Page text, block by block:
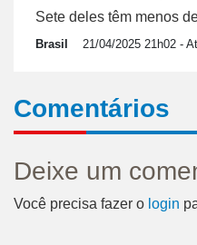
Sete deles têm menos
Brasil 21/04/2025 21h02 -
Comentários
Deixe um
Você precisa fazer o login